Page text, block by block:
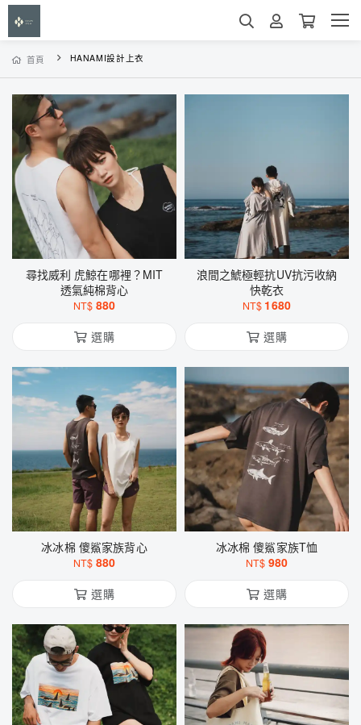
首頁 HANAMI設計上衣
尋找威利 虎鯨在哪裡？MIT
透氣純棉背心
NT$ 880
選購
浪間之鯱極輕抗UV抗污收納
快乾衣
NT$ 1680
選購
冰冰棉 傻鯊家族背心
NT$ 880
選購
冰冰棉 傻鯊家族T恤
NT$ 980
選購